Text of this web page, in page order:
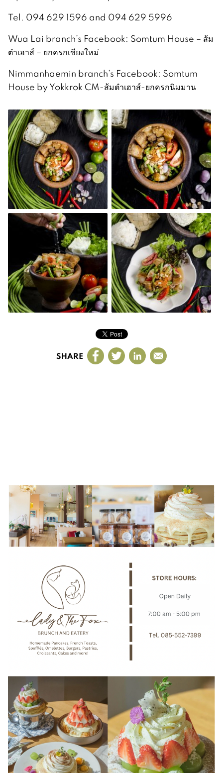
Tel. 094 629 1596 and 094 629 5996
Wua Lai branch’s Facebook: Somtum House – ส้ม
ตำเฮาส์ – ยกครกเชียงใหม่
Nimmanhaemin branch’s Facebook: Somtum
House by Yokkrok CM-ส้มตำเฮาส์-ยกครกนิมมาน
SHARE